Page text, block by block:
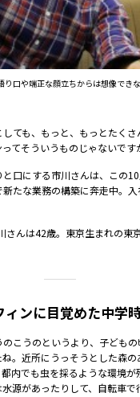
り口や端正な顔立ちからは想像でき
しても、もっと、もっとたく
てそういうものじゃないです
口にする市川さんは、この
たな業務の構築に奔走中。
さんは42歳。東京生まれの東
ィンに目覚めた中学
のこうのというより、子ども
。近所にうっそうとした森
内でも虫を採るような環境が
源があったりして、自転車で